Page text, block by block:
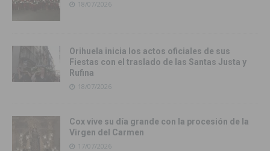
18/07/2026
Orihuela inicia los actos oficiales de sus
Fiestas con el traslado de las Santas Justa y
Rufina
18/07/2026
Cox vive su día grande con la procesión de la
Virgen del Carmen
17/07/2026